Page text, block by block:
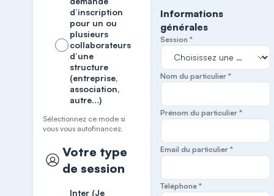
d’inscription
pour un ou
plusieurs
collaborateurs
d’une
structure
(entreprise,
association,
autre…)
Sélectionnez ce mode si
vous vous autofinancez.
Votre type
de session
Inter (Je
Informations
générales
Session *
Nom du particulier *
Prénom du particulier *
Email du particulier *
Téléphone *